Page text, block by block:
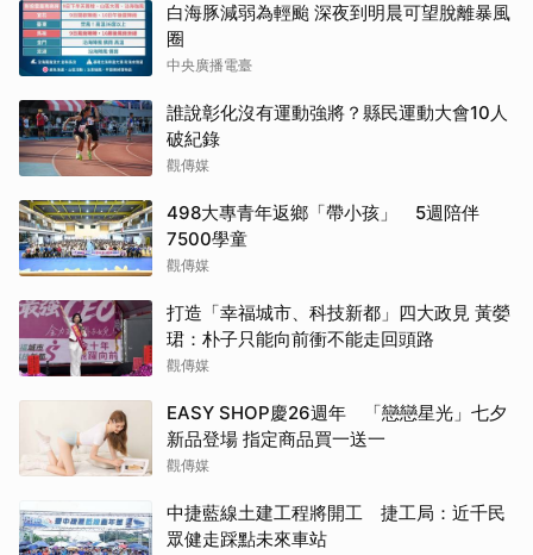
白海豚減弱為輕颱 深夜到明晨可望脫離暴風
圈
中央廣播電臺
誰說彰化沒有運動強將？縣民運動大會10人
破紀錄
觀傳媒
498大專青年返鄉「帶小孩」 5週陪伴
7500學童
觀傳媒
打造「幸福城市、科技新都」四大政見 黃嫈
珺：朴子只能向前衝不能走回頭路
觀傳媒
EASY SHOP慶26週年 「戀戀星光」七夕
新品登場 指定商品買一送一
觀傳媒
中捷藍線土建工程將開工 捷工局：近千民
眾健走踩點未來車站